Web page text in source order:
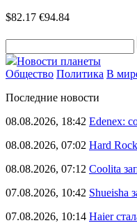
$82.17 €94.84
Новости планеты
Общество Политика В
Последние новости
08.08.2026, 18:42 Edenex:
08.08.2026, 07:02 Hard
08.08.2026, 07:12 Coolita
07.08.2026, 10:42 Shueisha
07.08.2026, 10:14 Haier